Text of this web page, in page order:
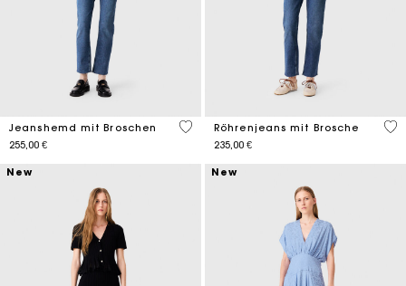
Jeanshemd mit Broschen
255,00 €
5 out of 5 Customer Rating
Röhrenjeans mit Brosche
235,00 €
4,4
New New